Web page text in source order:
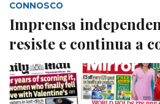
CONNOSCO
Imprensa
resiste e continua a